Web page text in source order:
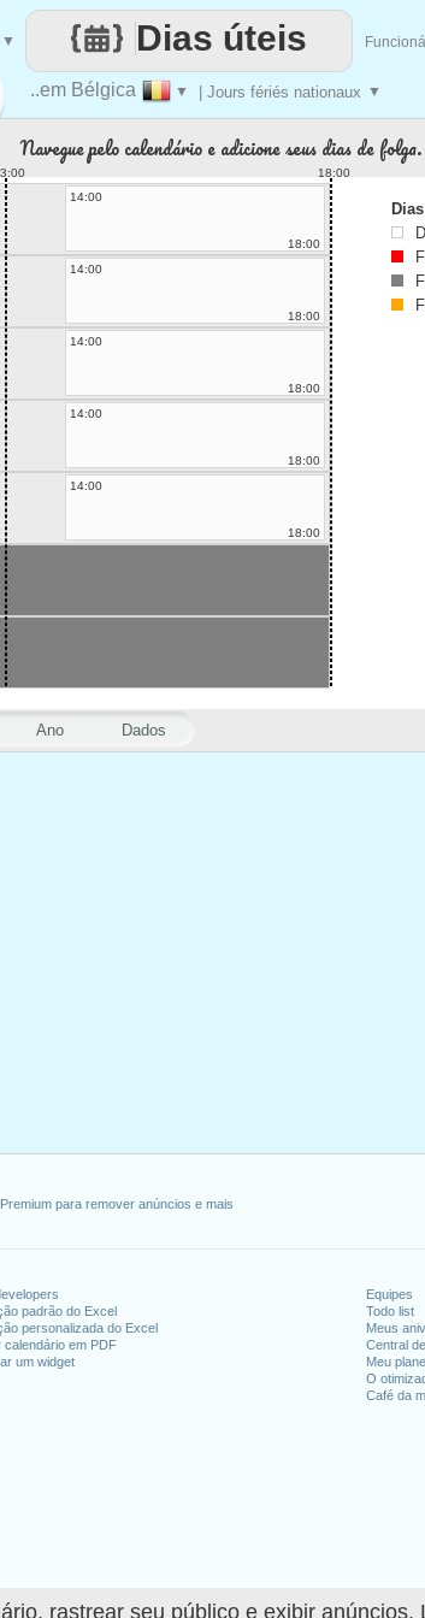
rastrear seu público e exibir anúncios.
para remover anúncios e mais
padrão do Excel
personalizada do Excel
calendário em PDF
um widget
Equipes
Todo list
Meus
Central
Meu
O
Café da
..em Bélgica ▼ | Jours fériés nationaux ▼
Dias úteis
▼
Ano Dados
Navegue pelo calendário e adicione seus dias de folga.
18:00
14:00
18:00
14:00
18:00
14:00
18:00
14:00
18:00
14:00
18:00
Dias